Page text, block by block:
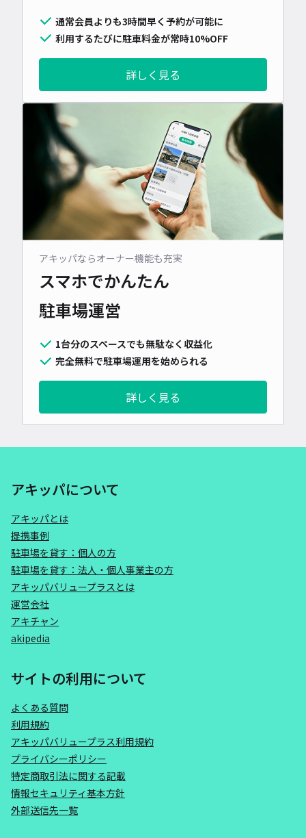
通常会員よりも3時間早く予約が可能に
利用するたびに駐車料金が常時10%OFF
詳しく見る
アキッパならオーナー機能も充実
スマホでかんたん
駐車場運営
1台分のスペースでも無駄なく収益化
完全無料で駐車場運用を始められる
詳しく見る
アキッパについて
アキッパとは
提携事例
駐車場を貸す：個人の方
駐車場を貸す：法人・個人事業主の方
アキッパバリュープラスとは
運営会社
アキチャン
akipedia
サイトの利用について
よくある質問
利用規約
アキッパバリュープラス利用規約
プライバシーポリシー
特定商取引法に関する記載
情報セキュリティ基本方針
外部送信先一覧